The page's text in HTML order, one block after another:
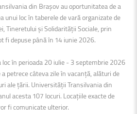
din Brașov au oportunitatea de a
unui loc în taberele de vară organizate de
Tineretului și Solidarității Sociale, prin
fi depuse până în 14 iunie 2026.
loc în perioada 20 iulie - 3 septembrie 2026
petrece câteva zile în vacanță, alături de
ale țării. Universității Transilvania din
acesta 107 locuri. Locațiile exacte de
fi comunicate ulterior.